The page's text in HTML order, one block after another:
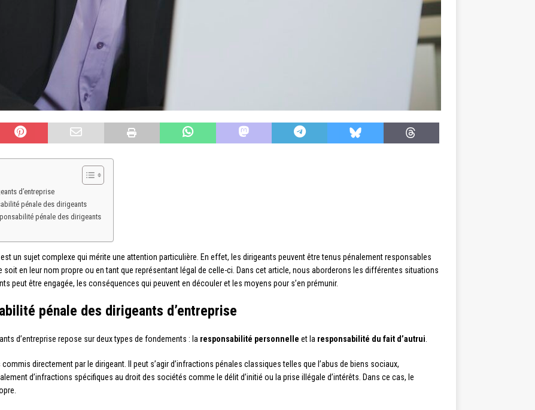
d’entreprise
pénale des dirigeants
pénale des dirigeants
un sujet complexe qui mérite une attention particulière. En effet, les dirigeants peuvent être tenus pénalement responsables
en leur nom propre ou en tant que représentant légal de celle-ci. Dans cet article, nous aborderons les différentes situations
peut être engagée, les conséquences qui peuvent en découler et les moyens pour s’en prémunir.
pénale des dirigeants d’entreprise
d’entreprise repose sur deux types de fondements : la responsabilité personnelle et la responsabilité du fait d’autrui
directement par le dirigeant. Il peut s’agir d’infractions pénales classiques telles que l’abus de biens sociaux,
d’infractions spécifiques au droit des sociétés comme le délit d’initié ou la prise illégale d’intérêts. Dans ce cas, le